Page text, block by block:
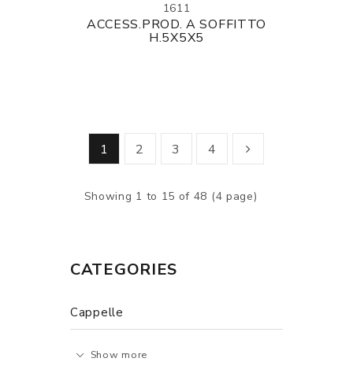
1611
ACCESS.PROD. A SOFFITTO
H.5X5X5
1 2 3 4
Showing 1 to 15 of 48 (4 page)
CATEGORIES
Cappelle
Show more